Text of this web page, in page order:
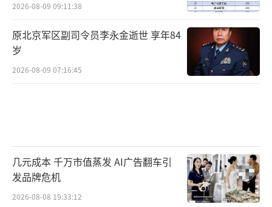
2026-08-09 09:11:38
原北京军区副司令员李永金逝世 享年84
岁
2026-08-09 07:16:45
几元成本 千万市值蒸发 AI广告翻车引
发品牌危机
2026-08-08 19:33:12